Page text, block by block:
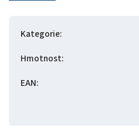
Kategorie:
Hmotnost:
EAN: